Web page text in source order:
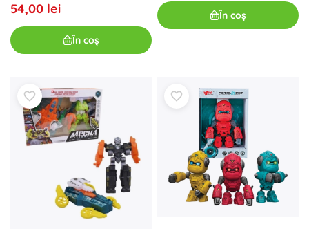
54,00 lei
În coș
În coș